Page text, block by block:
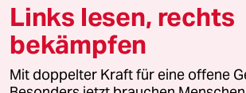
© 2026 taz Verlags und Vertriebs GmbH
Alle Rechte vorbehalten. Bei rechtlichen Fragen
wenden Sie sich bitte an
lizenzen@taz.de
Links lesen, rechts
bekämpfen
Mit doppelter Kraft für eine offene